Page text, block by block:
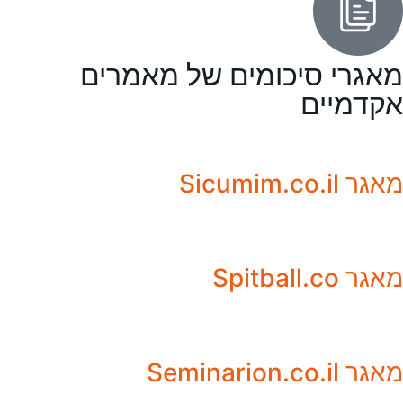
מאגרי סיכומים של מאמרים
אקדמיים
מאגר Sicumim.co.il
מאגר Spitball.co
מאגר Seminarion.co.il